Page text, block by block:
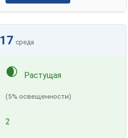
17 среда
🌒 Растущая
(5% освещенности)
2